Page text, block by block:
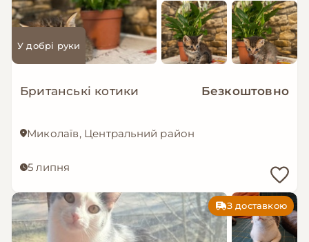
У добрі руки
Британські котики Безкоштовно
Миколаїв, Центральний район
5 липня
З доставкою